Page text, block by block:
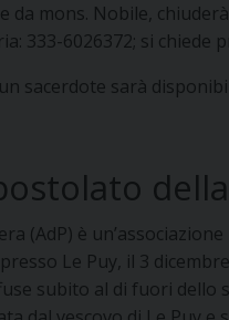
da mons. Nobile,
333-6026372; si chiede
sacerdote sarà
(AdP) è
Le Puy, il 3
subito al di fuori dello